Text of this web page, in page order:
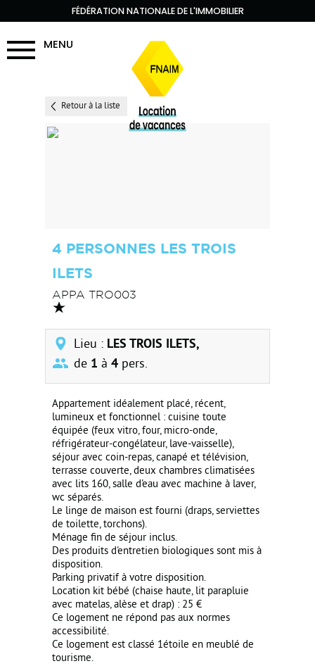
FÉDÉRATION NATIONALE DE L'IMMOBILIER
MENU
Retour à la liste
4 PERSONNES LES TROIS
ILETS
APPA TRO003
Lieu : LES TROIS ILETS,
de 1 à 4 pers.
Appartement idéalement placé, récent,
lumineux et fonctionnel : cuisine toute
équipée (feux vitro, four, micro-onde,
réfrigérateur-congélateur, lave-vaisselle),
séjour avec coin-repas, canapé et télévision,
terrasse couverte, deux chambres climatisées
avec lits 160, salle d'eau avec machine à laver,
wc séparés.
Le linge de maison est fourni (draps, serviettes
de toilette, torchons).
Ménage fin de séjour inclus.
Des produits d'entretien biologiques sont mis à
disposition.
Parking privatif à votre disposition.
Location kit bébé (chaise haute, lit parapluie
avec matelas, alèse et drap) : 25 €
Ce logement ne répond pas aux normes
accessibilité.
Ce logement est classé 1étoile en meublé de
tourisme.